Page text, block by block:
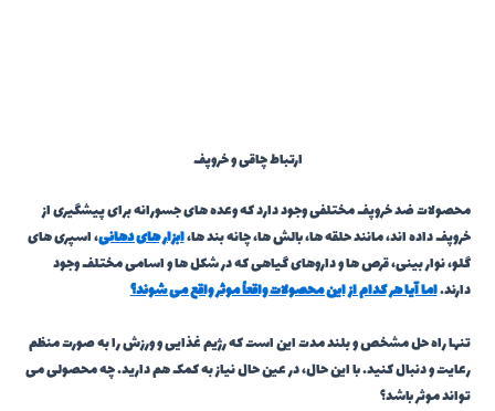
ارتباط چاقی و خروپف
محصولات ضد خروپف مختلفی وجود دارد که وعده های جسورانه برای پیشگیری از
خروپف داده اند، مانند حلقه ها، بالش ها، چانه بند ها،ابزار های دهانی، اسپری های
گلو، نوار بینی، قرص ها و داروهای گیاهی که در شکل ها و اسامی مختلف وجود
دارند.اما آیا هر کدام از این محصولات واقعاً موثر واقع می شوند؟
تنها راه حل مشخص و بلند مدت این است که رژیم غذایی و ورزش را به صورت منظم
رعایت و دنبال کنید. با این حال، در عین حال نیاز به کمک هم دارید. چه محصولی می
تواند موثر باشد؟